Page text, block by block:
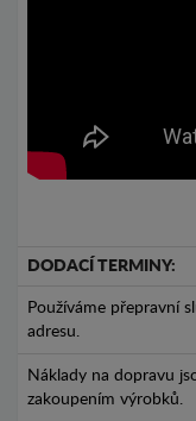
DODACÍ TERMINY:
Používáme přepravní
adresu.
Náklady na dopravu
zakoupením výrobků.